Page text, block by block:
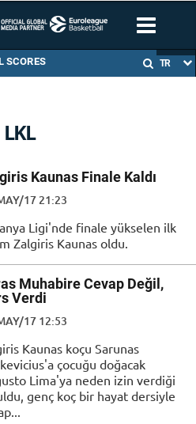
SCORES TR
LKL
Kaunas Finale Kaldı
17 21:23
Ligi'nde finale yükselen ilk
Zalgiris Kaunas oldu.
Muhabire Cevap Değil,
Verdi
17 12:53
Kaunas koçu Sarunas
çocuğu doğacak
Lima'ya neden izin verdiği
genç koç bir hayat dersiyle